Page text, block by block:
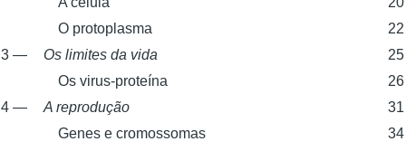
O protoplasma
22
3 —
Os limites da vida
25
Os virus-proteína
26
4 —
A reprodução
31
Genes e cromossomas
34